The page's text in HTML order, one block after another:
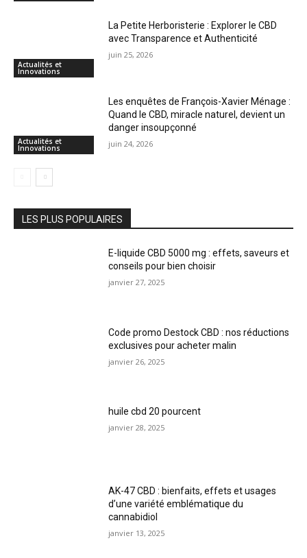
Actualités et
Innovations
La Petite Herboristerie : Explorer le CBD
avec Transparence et Authenticité
juin 25, 2026
Actualités et
Innovations
Les enquêtes de François-Xavier Ménage :
Quand le CBD, miracle naturel, devient un
danger insoupçonné
juin 24, 2026
LES PLUS POPULAIRES
E-liquide CBD 5000 mg : effets, saveurs et
conseils pour bien choisir
janvier 27, 2025
Code promo Destock CBD : nos réductions
exclusives pour acheter malin
janvier 26, 2025
huile cbd 20 pourcent
janvier 28, 2025
AK-47 CBD : bienfaits, effets et usages
d’une variété emblématique du
cannabidiol
janvier 13, 2025